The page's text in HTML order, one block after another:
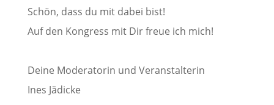
Schön, dass du mit dabei bist!
Auf den Kongress mit Dir freue ich mich!
Deine Moderatorin und Veranstalterin
Ines Jädicke